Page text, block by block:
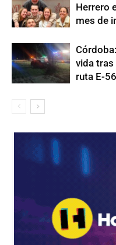
Herrero
mes de
vida tras
ruta E-56